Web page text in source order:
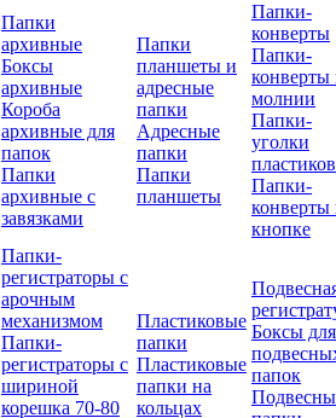
Папки
архивные
Боксы
архивные
Короба
архивные для
папок
Папки
архивные с
завязками
Папки
планшеты и
адресные
папки
Адресные
папки
Папки
планшеты
Папки-
конверты
Папки-
конверты
молнии
Папки-
уголки
Папки-
конверты
кнопке
Папки-
регистраторы с
арочным
механизмом
Папки-
регистраторы с
шириной
корешка 70-80
Пластиковые
папки
Пластиковые
папки на
кольцах
Боксы для
папок